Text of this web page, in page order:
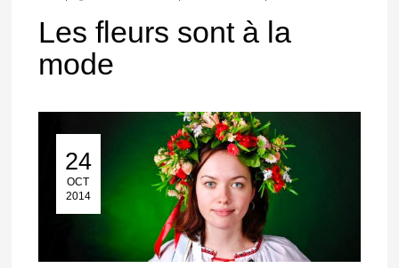
Les fleurs sont à la
mode
24
OCT
2014
24 Oct 2014